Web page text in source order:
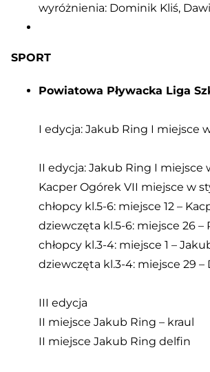
wyróżnienia: Dominik Kliś,
SPORT
Powiatowa Pływacka Liga
I edycja: Jakub Ring I miejsce
II edycja: Jakub Ring I
Kacper Ogórek VII miejsce w
chłopcy kl.5-6: miejsce 12 –
dziewczęta kl.5-6: miejsce 26 –
chłopcy kl.3-4: miejsce 1 –
dziewczęta kl.3-4: miejsce 29 –
III edycja
II miejsce Jakub Ring – kraul
II miejsce Jakub Ring delfin